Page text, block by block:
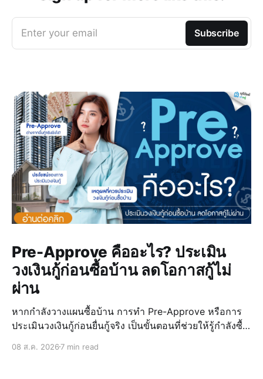
Enter your email Subscribe
Pre-Approve คืออะไร? ประเมิน
วงเงินกู้ก่อนซื้อบ้าน ลดโอกาสกู้ไม่
ผ่าน
หากกำลังวางแผนซื้อบ้าน การทำ Pre-Approve หรือการ
ประเมินวงเงินกู้ก่อนยื่นกู้จริง เป็นขั้นตอนที่ช่วยให้รู้กำลังซื้อ
ในการกู้ไม่ผ่านเมื่อเจอบ้านที่ถูกใจ การรู้วงเงินล่วงหน้ายัง
08 ส.ค. 2026 7 min read